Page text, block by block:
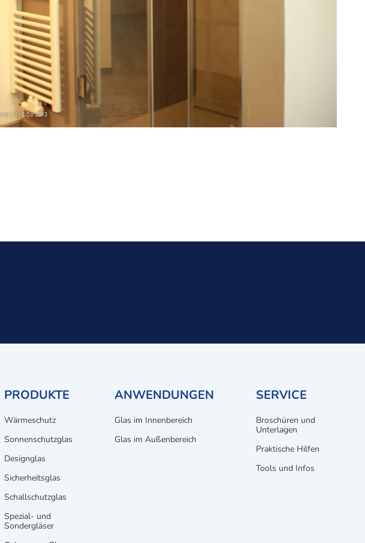
PRODUKTE
Wärmeschutz
Sonnenschutzglas
Designglas
Sicherheitsglas
Schallschutzglas
Spezial- und
Sondergläser
ANWENDUNGEN
Glas im Innenbereich
Glas im Außenbereich
SERVICE
Broschüren und
Unterlagen
Praktische Hilfen
Tools und Infos